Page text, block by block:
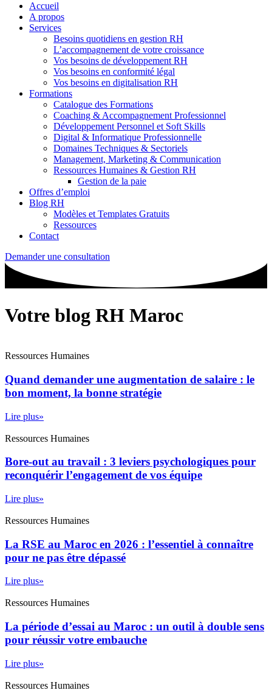
Accueil
A propos
Services
Besoins quotidiens en gestion RH
L’accompagnement de votre croissance
Vos besoins de développement RH
Vos besoins en conformité légal
Vos besoins en digitalisation RH
Formations
Catalogue des Formations
Coaching & Accompagnement Professionnel
Développement Personnel et Soft Skills
Digital & Informatique Professionnelle
Domaines Techniques & Sectoriels
Management, Marketing & Communication
Ressources Humaines & Gestion RH
Gestion de la paie
Offres d’emploi
Blog RH
Modèles et Templates Gratuits
Ressources
Contact
Demander une consultation
Votre blog RH Maroc
Ressources Humaines
Quand demander une augmentation de salaire : le
bon moment, la bonne stratégie
Lire plus»
Ressources Humaines
Bore-out au travail : 3 leviers psychologiques pour
reconquérir l’engagement de vos équipe
Lire plus»
Ressources Humaines
La RSE au Maroc en 2026 : l’essentiel à connaître
pour ne pas être dépassé
Lire plus»
Ressources Humaines
La période d’essai au Maroc : un outil à double sens
pour réussir votre embauche
Lire plus»
Ressources Humaines